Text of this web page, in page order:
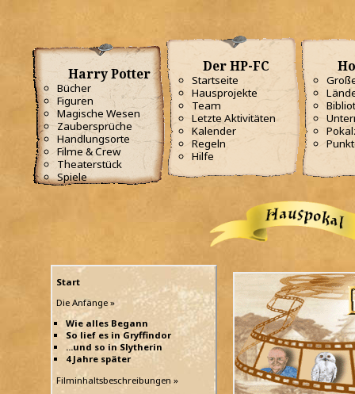
Harry Potter
Bücher
Figuren
Magische Wesen
Zaubersprüche
Handlungsorte
Filme & Crew
Theaterstück
Spiele
Der HP-FC
Startseite
Hausprojekte
Team
Letzte Aktivitäten
Kalender
Regeln
Hilfe
Start
Die Anfänge »
Wie alles Begann
So lief es in Gryffindor
...und so in Slytherin
4 Jahre später
Filminhaltsbeschreibungen »